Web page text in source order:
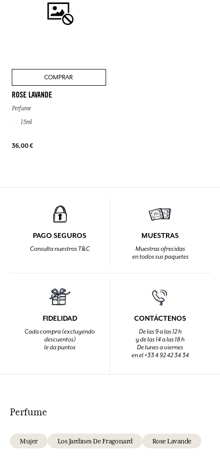
COMPRAR
ROSE LAVANDE
Perfume
15ml
36,00 €
PAGO SEGUROS
Consulta nuestros T&C
MUESTRAS
Muestras ofrecidas
en todos sus paquetes
FIDELIDAD
Cada compra (excluyendo
descuentos)
le da puntos
CONTÁCTENOS
De las 9 a las 12 h
y de las 14 a las 18 h
De lunes a viernes
en el +33 4 92 42 34 34
Perfume
Mujer Los Jardines De Fragonard Rose Lavande